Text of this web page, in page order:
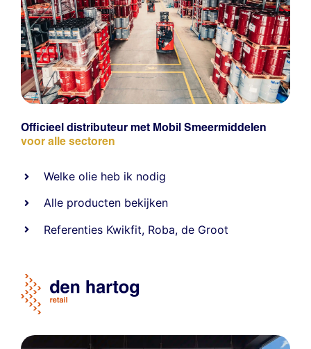
Officieel distributeur met Mobil Smeermiddelen
voor alle sectoren
Welke olie heb ik nodig
Alle producten bekijken
Referenties Kwikfit, Roba,de Groot